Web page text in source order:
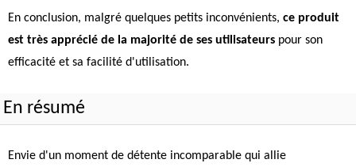
En conclusion, malgré quelques petits inconvénients, ce produit
est très apprécié de la majorité de ses utilisateurs pour son
efficacité et sa facilité d'utilisation.
En résumé
Envie d'un moment de détente incomparable qui allie